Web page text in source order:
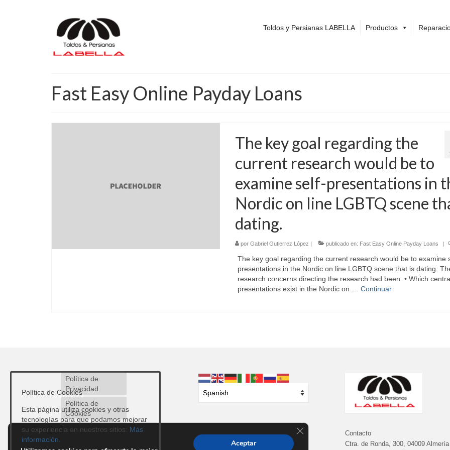
Toldos y Persianas LABELLA Productos
Fast Easy Online Payday Loans
The key goal regarding the
current research would be to
examine self-presentations in
Nordic on line LGBTQ scene
dating.
por Gabriel Gutierrez López | publicado en: Fast Easy Online Payday Loans |
The key goal regarding the current research would be to examine
presentations in the Nordic on line LGBTQ scene that is dating.
research concerns directing the research had been: • Which
presentations exist in the Nordic on … Continuar
Política de
Privacidad
Política de
Cookies
Avisos Legales
Contacto
Ctra. de Ronda, 300, 04009 Almería
Aceptar
Cerrar el banner de cookies RGPD
Política de Cookies
Esta página utiliza cookies y otras
tecnologías para que podamos mejorar
su experiencia en nuestros sitios: Más
información.